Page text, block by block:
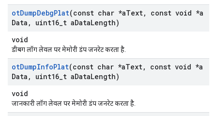
otDumpDebgPlat(const char *aText,
const void *a
Data , uint16 t aDataLength)
void
डीबग लॉग लेवल पर मेमोरी डंप जनरेट करता है.
otDumpInfoPlat(const char *aText,
const void *a
Data , uint16 t aDataLength)
void
जानकारी लॉग लेवल पर मेमोरी डंप जनरेट करता है.